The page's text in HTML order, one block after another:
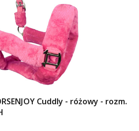
Cuddly - różowy - rozm.